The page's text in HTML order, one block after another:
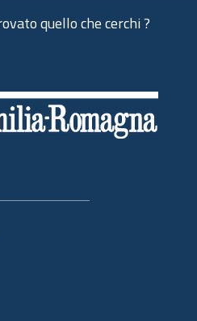
quello che cerchi ?